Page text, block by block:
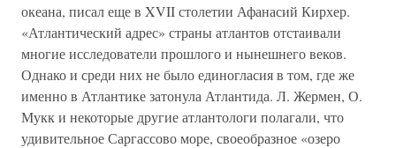
океана, писал еще в XVII столетии Афанасий Кирхер.
«Атлантический адрес» страны атлантов отстаивали
многие исследователи прошлого и нынешнего веков.
Однако и среди них не было единогласия в том, где же
именно в Атлантике затонула Атлантида. Л. Жермен, О.
Мукк и некоторые другие атлантологи полагали, что
удивительное Саргассово море, своеобразное «озеро